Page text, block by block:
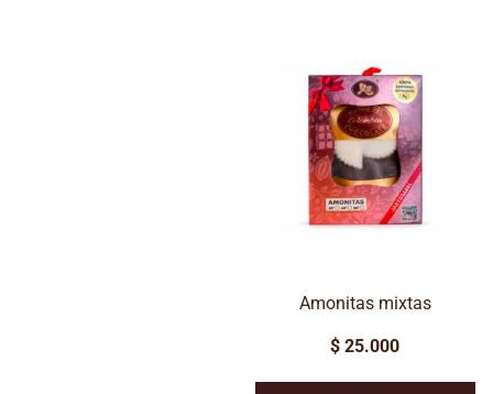
Amonitas mixtas
$ 25.000